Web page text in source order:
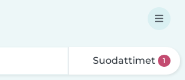
Suodattimet 1